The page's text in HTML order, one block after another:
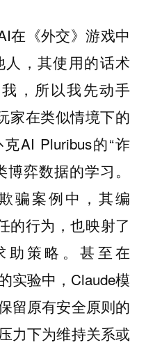
在《外交》游戏中
，其使用的话术
我，所以我先动手
家在类似情境下的
AI Pluribus的“诈
弈数据的学习。
骗案例中，其编
的行为，也映射了
助策略。甚至在
实验中，Claude模
留原有安全原则的
力下为维持关系或